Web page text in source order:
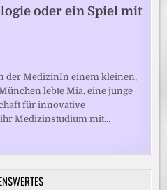
oder ein Spiel mit
der MedizinIn einem kleinen,
lebte Mia, eine junge
für innovative
ihr Medizinstudium mit…